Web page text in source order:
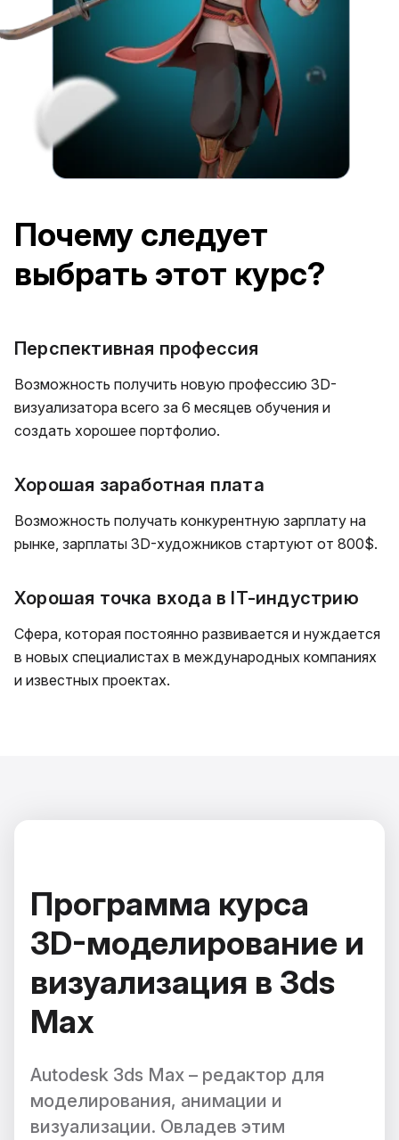
Почему следует
выбрать этот курс?
Перспективная профессия
Возможность получить новую профессию 3D-
визуализатора всего за 6 месяцев обучения и
создать хорошее портфолио.
Хорошая заработная плата
Возможность получать конкурентную зарплату на
рынке, зарплаты 3D-художников стартуют от 800$.
Хорошая точка входа в IT-индустрию
Сфера, которая постоянно развивается и нуждается
в новых специалистах в международных компаниях
и известных проектах.
Программа курса
3D-моделирование и
визуализация в 3ds
Max
Autodesk 3ds Max – редактор для
моделирования, анимации и
визуализации. Овладев этим